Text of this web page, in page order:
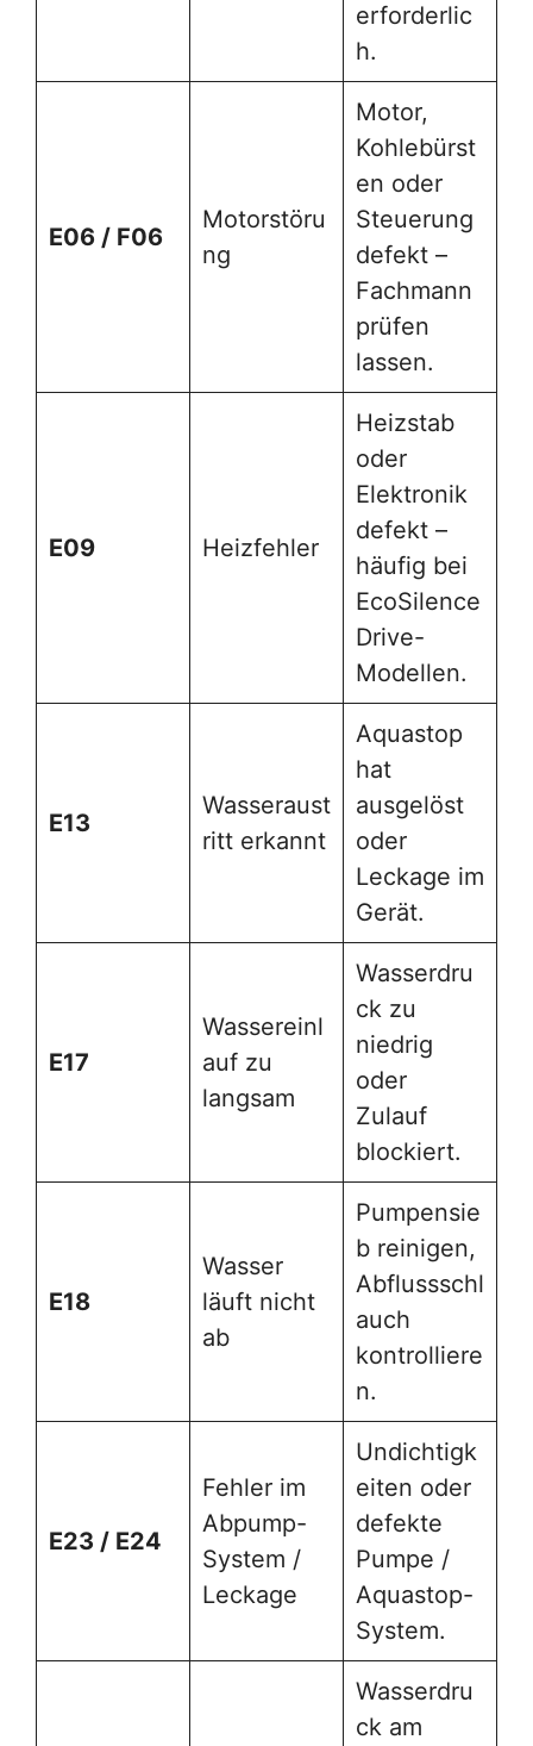
erforderlic
h.
E06 / F06
Motorstöru
ng
Motor,
Kohlebürst
en oder
Steuerung
defekt –
Fachmann
prüfen
lassen.
E09 Heizfehler
Heizstab
oder
Elektronik
defekt –
häufig bei
EcoSilence
Drive-
Modellen.
E13
Wasseraust
ritt erkannt
Aquastop
hat
ausgelöst
oder
Leckage im
Gerät.
E17
Wassereinl
auf zu
langsam
Wasserdru
ck zu
niedrig
oder
Zulauf
blockiert.
E18
Wasser
läuft nicht
ab
Pumpensie
b reinigen,
Abflussschl
auch
kontrolliere
n.
E23 / E24
Fehler im
Abpump-
System /
Leckage
Undichtigk
eiten oder
defekte
Pumpe /
Aquastop-
System.
Wasserdru
ck am